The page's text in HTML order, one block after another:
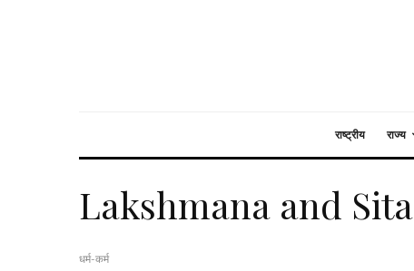
राष्ट्रीय राज्य
Lakshmana and Sita
धर्म-कर्म